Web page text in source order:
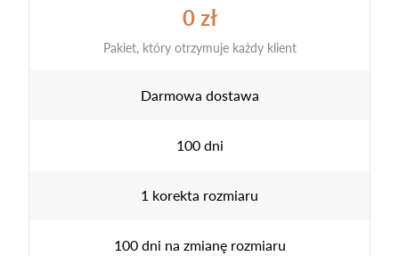
0 zł
Pakiet, który otrzymuje każdy klient
Darmowa dostawa
100 dni
1 korekta rozmiaru
100 dni na zmianę rozmiaru